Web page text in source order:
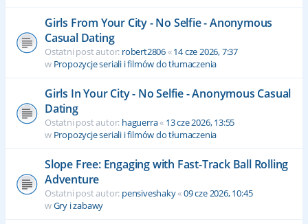
Girls From Your City - No Selfie - Anonymous
Casual Dating
Ostatni post autor: robert2806«14 cze 2026, 7:37
w Propozycje seriali i filmów do tłumaczenia
Girls In Your City - No Selfie - Anonymous Casual
Dating
Ostatni post autor: haguerra« 13 cze 2026, 13:55
w Propozycje seriali i filmów do tłumaczenia
Slope Free: Engaging with Fast-Track Ball Rolling
Adventure
Ostatni post autor: pensiveshaky«09 cze 2026, 10:45
wGry i zabawy